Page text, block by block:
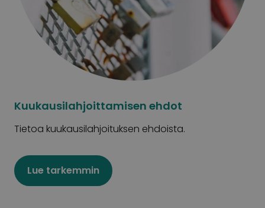
Kuukausilahjoittamisen ehdot
Tietoa kuukausilahjoituksen ehdoista.
Lue tarkemmin